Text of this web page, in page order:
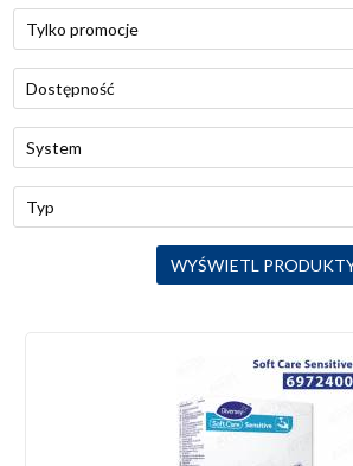
Tylko promocje
Dostępność
System
Typ